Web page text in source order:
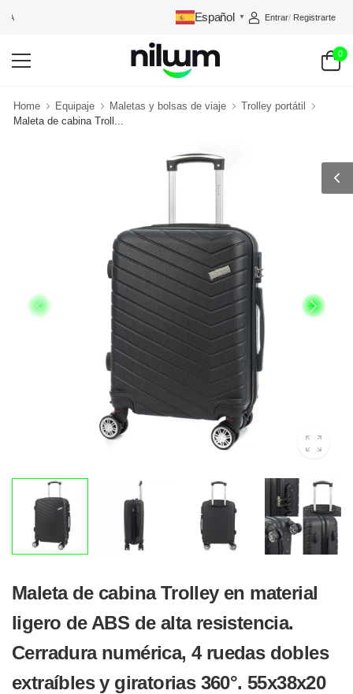
NILUUM: TU TIENDA DE CONFIANZA
Español ▼ Entrar/ Registrarte
0
Home Equipaje Maletas y bolsas de viaje
Trolley portátil
Maleta de cabina Troll...
Maleta de cabina Trolley en material
ligero de ABS de alta resistencia.
Cerradura numérica, 4 ruedas dobles
extraíbles y giratorias 360°. 55x38x20